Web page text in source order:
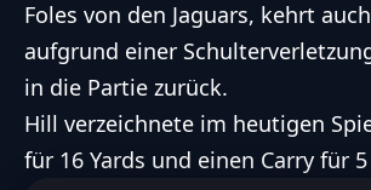
Foles von den Jaguars, kehrt
aufgrund einer
in die Partie zurück.
Hill verzeichnete im heutigen
für 16 Yards und einen Carry für 5